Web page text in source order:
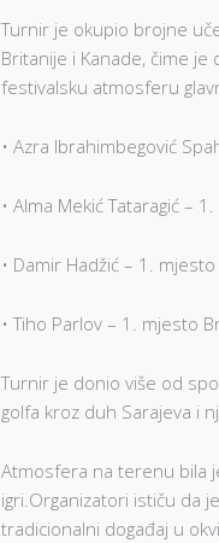
Turnir je okupio brojne
Britanije i Kanade, čime
festivalsku atmosferu
• Azra Ibrahimbegović
• Alma Mekić Tataragić –
• Damir Hadžić – 1.
• Tiho Parlov – 1. mjesto
Turnir je donio više od
golfa kroz duh Sarajeva i
Atmosfera na terenu bila
igri.Organizatori ističu da
tradicionalni događaj u